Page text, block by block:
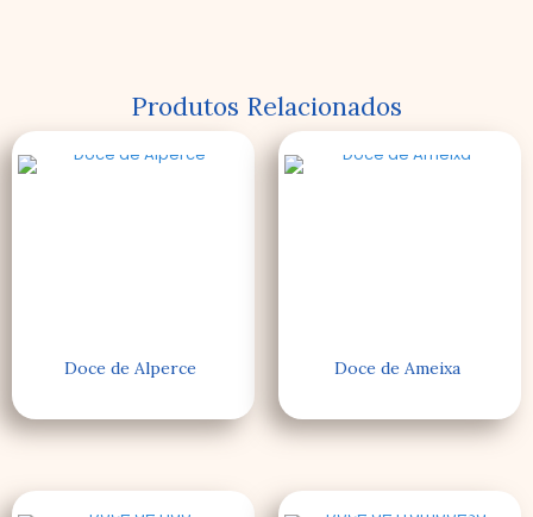
Doce de Alperce Doce de Ameixa
Produtos Relacionados